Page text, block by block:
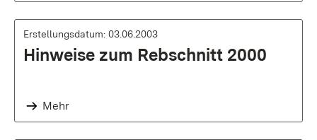
Erstellungsdatum: 03.06.2003
Hinweise zum Rebschnitt 2000
Mehr